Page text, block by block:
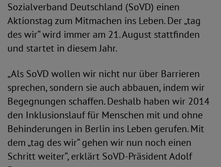
Sozialverband Deutschland (SoVD) einen
Aktionstag zum Mitmachen ins Leben. Der „tag
des wir“ wird immer am 21. August stattfinden
und startet in diesem Jahr.
„Als SoVD wollen wir nicht nur über Barrieren
sprechen, sondern sie auch abbauen, indem wir
Begegnungen schaffen. Deshalb haben wir 2014
den Inklusionslauf für Menschen mit und ohne
Behinderungen in Berlin ins Leben gerufen. Mit
dem „tag des wir“ gehen wir nun noch einen
Schritt weiter“, erklärt SoVD-Präsident Adolf